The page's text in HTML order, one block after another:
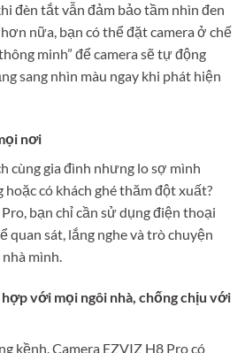
đèn tắt vẫn đảm bảo tầm nhìn đen
nữa, bạn có thể đặt camera ở chế
minh” để camera sẽ tự động
sang nhìn màu ngay khi phát hiện
nơi
cùng gia đình nhưng lo sợ mình
có khách ghé thăm đột xuất?
bạn chỉ cần sử dụng điện thoại
quan sát, lắng nghe và trò chuyện
mình.
với mọi ngôi nhà, chống chịu với
kềnh. Camera EZVIZ H8 Pro có